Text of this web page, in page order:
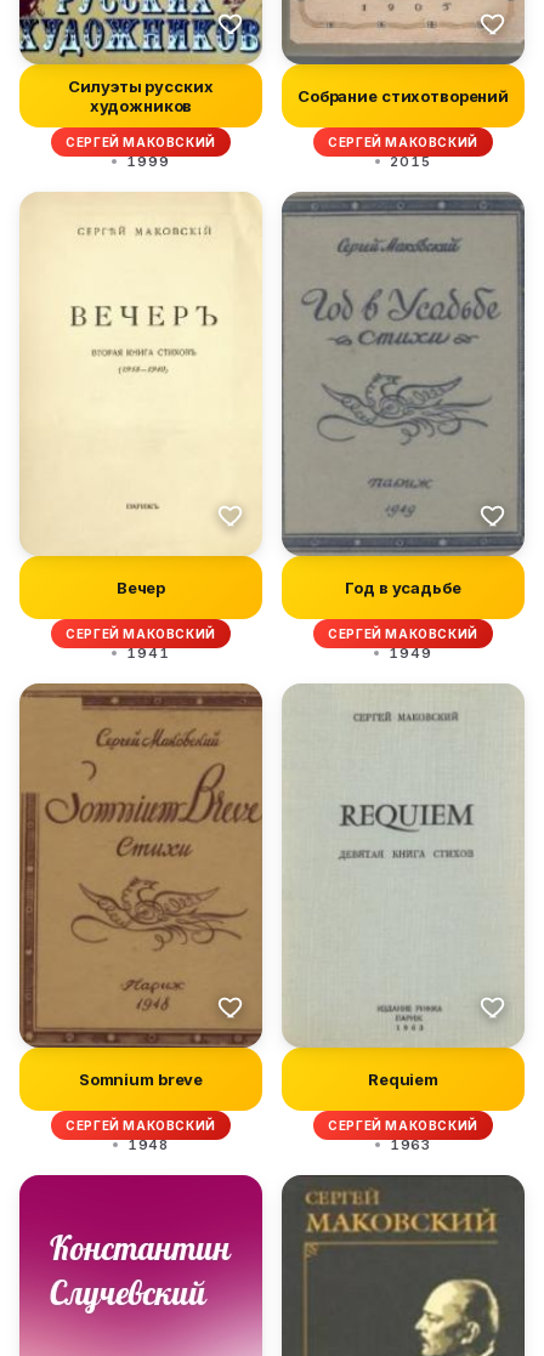
Силуэты русских
художников
СЕРГЕЙ МАКОВСКИЙ
1999
Собрание стихотворений
СЕРГЕЙ МАКОВСКИЙ
2015
Вечер
СЕРГЕЙ МАКОВСКИЙ
1941
Год в усадьбе
СЕРГЕЙ МАКОВСКИЙ
1949
Somnium breve
СЕРГЕЙ МАКОВСКИЙ
1948
Requiem
СЕРГЕЙ МАКОВСКИЙ
1963